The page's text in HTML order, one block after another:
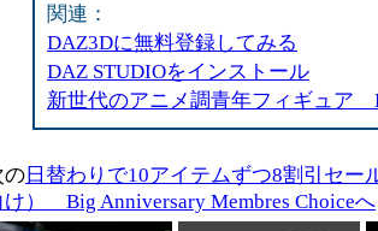
関連：
DAZ3Dに無料登録してみる
DAZ STUDIOをインストール
新世代のアニメ調青年フィギュア
の 日替わりで10アイテムずつ8割引セー
け） Big Anniversary Membres Choiceへ